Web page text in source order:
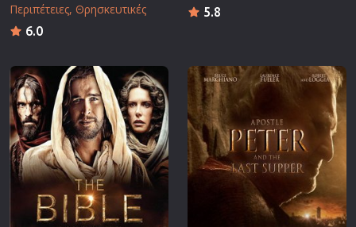
Περιπέτειες Θρησκευτικές
6.0
5.8